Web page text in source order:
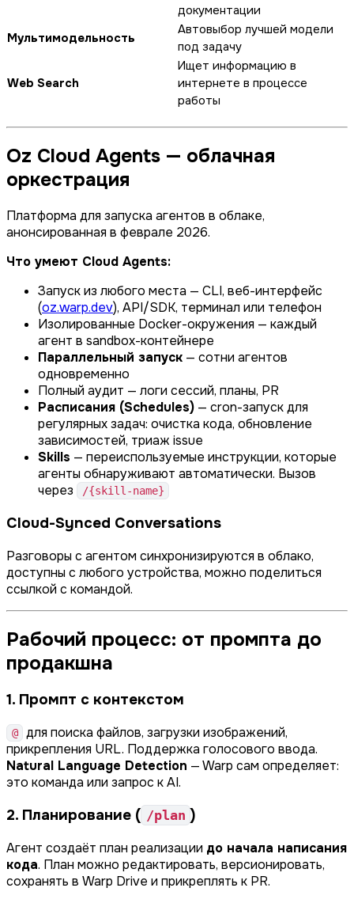
документации
Мультимодельность
Автовыбор лучшей модели
под задачу
Web Search
Ищет информацию в
интернете в процессе
работы
Oz Cloud Agents — облачная
оркестрация
Платформа для запуска агентов в облаке,
анонсированная в феврале 2026.
Что умеют Cloud Agents:
Запуск из любого места — CLI, веб-интерфейс
(oz.warp.dev), API/SDK, терминал или телефон
Изолированные Docker-окружения — каждый
агент в sandbox-контейнере
Параллельный запуск — сотни агентов
одновременно
Полный аудит — логи сессий, планы, PR
Расписания (Schedules) — cron-запуск для
регулярных задач: очистка кода, обновление
зависимостей, триаж issue
Skills — переиспользуемые инструкции, которые
агенты обнаруживают автоматически. Вызов
через
/{skill-name}
Cloud-Synced Conversations
Разговоры с агентом синхронизируются в облако,
доступны с любого устройства, можно поделиться
ссылкой с командой.
Рабочий процесс: от промпта до
продакшна
1. Промпт с контекстом
@
для поиска файлов, загрузки изображений,
прикрепления URL. Поддержка голосового ввода.
Natural Language Detection — Warp сам определяет:
это команда или запрос к AI.
2. Планирование ( /plan )
Агент создаёт план реализации до начала написания
кода. План можно редактировать, версионировать,
сохранять в Warp Drive и прикреплять к PR.